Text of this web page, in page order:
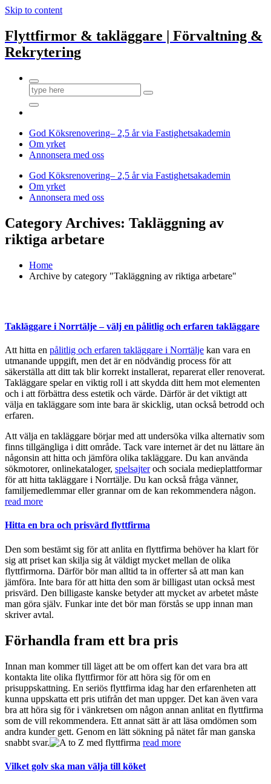
Skip to content
Flyttfirmor & takläggare | Förvaltning &
Rekrytering
God Köksrenovering– 2,5 år via Fastighetsakademin
Om yrket
Annonsera med oss
God Köksrenovering– 2,5 år via Fastighetsakademin
Om yrket
Annonsera med oss
Category Archives: Takläggning av
riktiga arbetare
Home
Archive by category "Takläggning av riktiga arbetare"
Takläggare i Norrtälje – välj en pålitlig och erfaren takläggare
Att hitta en pålitlig och erfaren takläggare i Norrtälje kan vara en
utmanande uppgift, men det är en nödvändig process för att
säkerställa att ditt tak blir korrekt installerat, reparerat eller renoverat.
Takläggare spelar en viktig roll i att skydda ditt hem mot elementen
och i att förbättra dess estetik och värde. Därför är det viktigt att
välja en takläggare som inte bara är skicklig, utan också betrodd och
erfaren.
Att välja en takläggare börjar med att undersöka vilka alternativ som
finns tillgängliga i ditt område. Tack vare internet är det nu lättare än
någonsin att hitta och jämföra olika takläggare. Du kan använda
sökmotorer, onlinekataloger, spelsajteroch sociala medieplattformar
för att hitta takläggare i Norrtälje. Du kan också fråga vänner,
familjemedlemmar eller grannar om de kan rekommendera någon.
read more
Hitta en bra och prisvärd flyttfirma
Den som bestämt sig för att anlita en flyttfirma behöver ha klart för
sig att priset kan skilja sig åt väldigt mycket mellan de olika
flyttfirmorna. Därför bör man alltid ta in offerter så att man kan
jämföra. Inte bara för att hitta den som är billigast utan också mest
prisvärd. Den billigaste kanske betyder att mycket av arbetet måste
man göra själv. Funkar inte det bör man förstås se upp innan man
skriver avtal.
Förhandla fram ett bra pris
Innan man kommer till läget att be om offert kan det vara bra att
kontakta lite olika flyttfirmor för att höra sig för om en
prisuppskattning. En seriös flyttfirma idag har den erfarenheten att
kunna uppskatta ett pris utifrån det man uppger. Det kan även vara
bra att höra sig för i vänkretsen om någon annan anlitat en flyttfirma
som de vill rekommendera. Ett annat sätt är att läsa omdömen som
andra kunder gett. Genom en lätt sökning på nätet får man ganska
snabbt svar.
read more
Vilket golv ska man välja till köket